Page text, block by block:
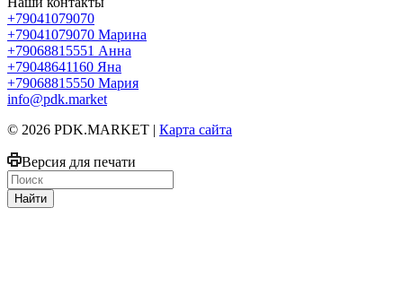
+79041079070
+79041079070 Марина
+79068815551 Анна
+79048641160 Яна
+79068815550 Мария
info@pdk.market
© 2026 PDK.MARKET | Карта сайта
Версия для печати
Найти